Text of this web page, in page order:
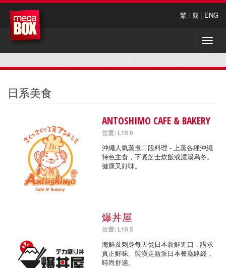
繁 | 簡 | ENG
Toggle
日系美食
ANTOSHIMO CAFE & BAKERY
位置: L10 6
沖繩人氣蒸煮二段料理 - 上蒸各種沖繩
特色主食，下煮芝士炊飯或濃湯烏冬。
健康又好味。
爆丼屋
位置: L10 5
海鮮及刺身每天從日本新鮮進口，講求
真正鮮味。裝潢走新派日本餐廳路綫，
時尚舒適。